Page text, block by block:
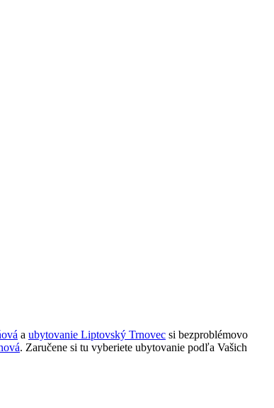
a ubytovanie Liptovský Trnovec si bezproblémovo
. Zaručene si tu vyberiete ubytovanie podľa Vašich